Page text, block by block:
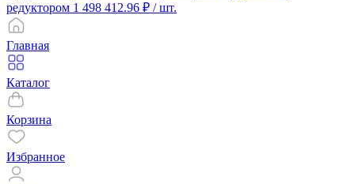
редуктором 1 498 412.96 ₽ / шт.
Главная
Каталог
Корзина
Избранное